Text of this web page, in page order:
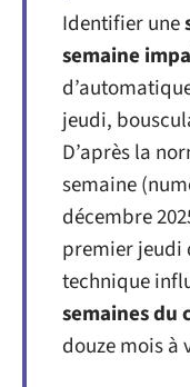
Identifier une
semaine
jeudi,
D’après la
semaine
décembre
premier jeudi
technique
semaines du
douze mois à